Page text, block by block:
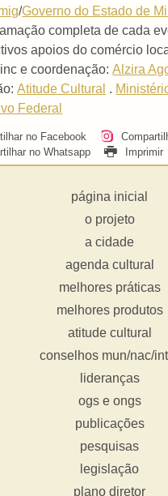
/Governo do Estado de
completa de cada
apoios do comércio
e coordenação:Alzira
Atitude Cultural .
Federal
no Facebook
no Whatsapp
Imprimir
página inicial
o projeto
a cidade
agenda cultural
melhores práticas
melhores produtos
atitude cultural
conselhos mun/nac/
lideranças
ogs e ongs
publicações
pesquisas
legislação
plano diretor